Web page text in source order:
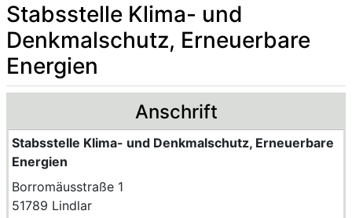
Stabsstelle Klima- und
Denkmalschutz, Erneuerbare
Energien
Anschrift
Stabsstelle Klima- und Denkmalschutz, Erneuerbare
Energien
Borromäusstraße 1
51789 Lindlar